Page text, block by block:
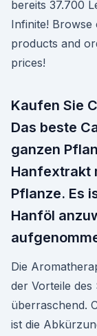
bereits 37.700
Infinite!
products and
prices!
Kaufen Sie
Das beste
ganzen
Hanfextrakt
Pflanze. Es
Hanföl
Die
der Vorteile
überraschend.
ist die